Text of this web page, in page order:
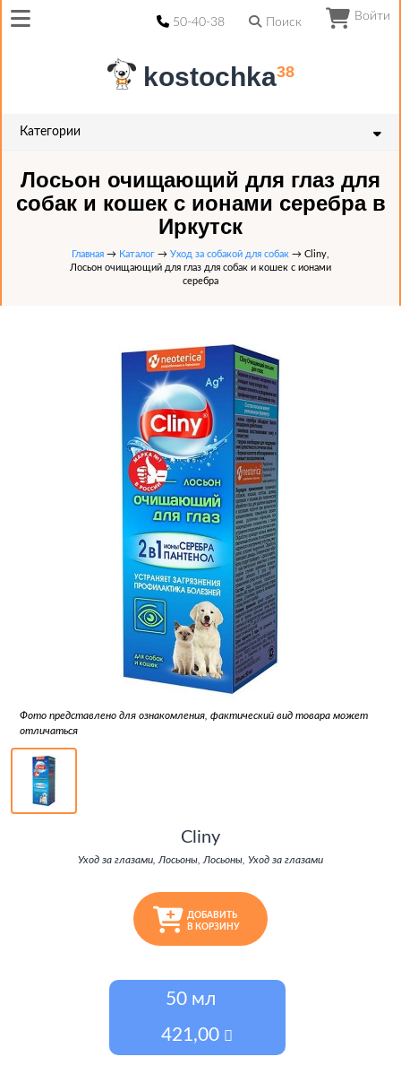
Войти
50-40-38 Поиск
kostochka38
Категории
Лосьон очищающий для глаз для
собак и кошек с ионами серебра в
Иркутск
Главная → Каталог → Уход за собакой для собак → Cliny,
Лосьон очищающий для глаз для собак и кошек с ионами
серебра
Фото представлено для ознакомления, фактический вид товара может
отличаться
Cliny
Уход за глазами, Лосьоны, Лосьоны, Уход за глазами
ДОБАВИТЬ
В КОРЗИНУ
50 мл
421,00